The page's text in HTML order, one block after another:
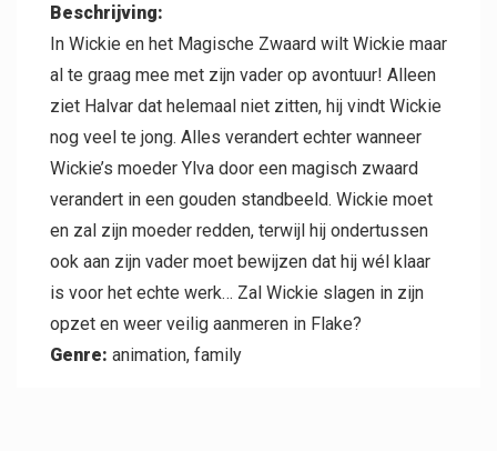
Beschrijving:
In Wickie en het Magische Zwaard wilt Wickie maar
al te graag mee met zijn vader op avontuur! Alleen
ziet Halvar dat helemaal niet zitten, hij vindt Wickie
nog veel te jong. Alles verandert echter wanneer
Wickie’s moeder Ylva door een magisch zwaard
verandert in een gouden standbeeld. Wickie moet
en zal zijn moeder redden, terwijl hij ondertussen
ook aan zijn vader moet bewijzen dat hij wél klaar
is voor het echte werk… Zal Wickie slagen in zijn
opzet en weer veilig aanmeren in Flake?
Genre: animation, family